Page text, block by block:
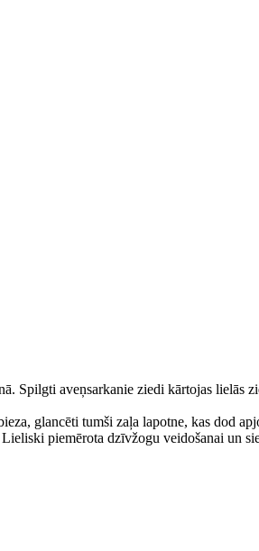
Spilgti aveņsarkanie ziedi kārtojas lielās
glancēti tumši zaļa lapotne, kas dod
piemērota dzīvžogu veidošanai un